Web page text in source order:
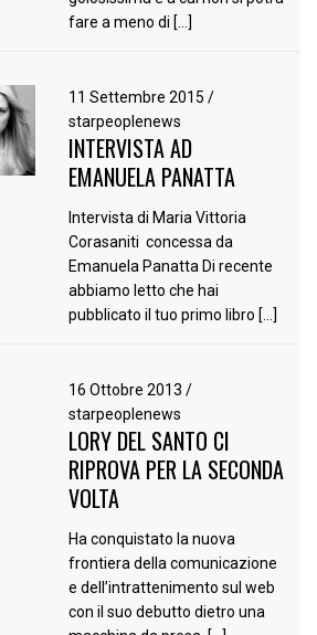
fare a meno di […]
11 Settembre 2015 /
starpeoplenews
INTERVISTA AD
EMANUELA PANATTA
Intervista di Maria Vittoria
Corasaniti concessa da
Emanuela Panatta Di recente
abbiamo letto che hai
pubblicato il tuo primo libro […]
16 Ottobre 2013 /
starpeoplenews
LORY DEL SANTO CI
RIPROVA PER LA SECONDA
VOLTA
Ha conquistato la nuova
frontiera della comunicazione
e dell’intrattenimento sul web
con il suo debutto dietro una